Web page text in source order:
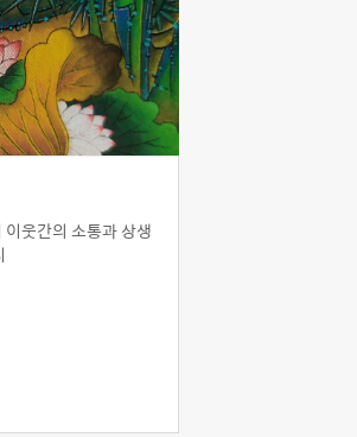
웃간의 소통과 상생